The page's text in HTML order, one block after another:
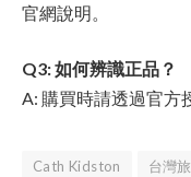
官網說明。
Q3: 如何辨識正品？
A: 購買時請透過官方
Cath Kidston 台灣